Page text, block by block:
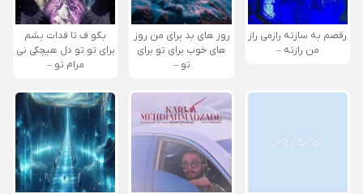
رقصم به سازته رازمی راز
من رازته –
روز های بد برای من روز
های خوب برای تو برای
تو –
بگو ف تا فدات بشم
برای تو تو دل هیچکی نی
مرام تو –